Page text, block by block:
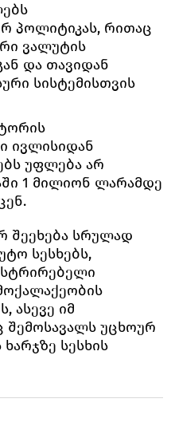
პოლიტიკას, რითაც
ვალუტის
და თავიდან
სისტემისთვის
ივლისიდან
უფლება არ
1 მილიონ ლარამდე
შეეხება სრულად
სესხებს,
ასევე იმ
შემოსავალს უცხოურ
სესხის